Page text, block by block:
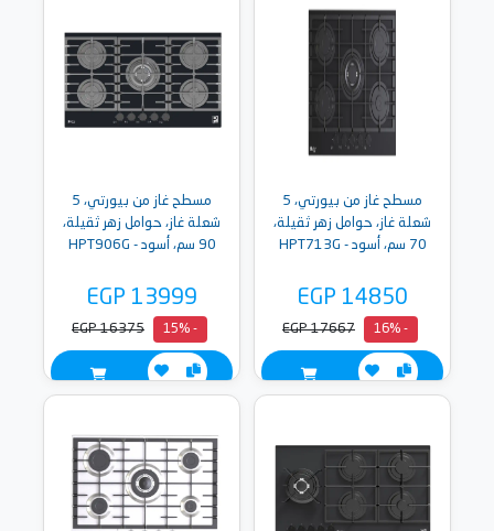
مسطح غاز من بيورتي، 5
شعلة غاز، حوامل زهر ثقيلة،
70 سم، أسود - HPT713G
EGP 14850
- 16%
EGP 17667
مسطح غاز من بيورتي، 5
شعلة غاز، حوامل زهر ثقيلة،
90 سم، أسود - HPT906G
EGP 13999
- 15%
EGP 16375